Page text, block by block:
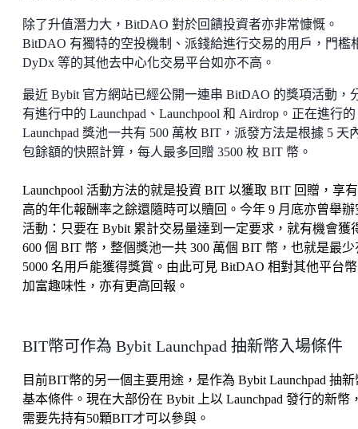
除了升值潛力大，BitDAO 對於回饋投資者亦非常慷慨。
BitDAO 有獨特的空投機制、派錢給進行交易的用戶，門檻
DyDx 等的其他去中心化交易平台如亦不高。
最近 Bybit 官方網站已經公開一連串 BitDAO 的獎項活動，
有進行中的 Launchpad、Launchpool 和 Airdrop。正在進行的
Launchpad 獎池一共有 500 萬枚 BIT，派發方法是根據 5 天
包餘額的快照計算，每人最多回贈 3500 枚 BIT 幣。
Launchpool 活動方法的就是投資 BIT 以獲取 BIT 回贈，享
高的年化報酬率之餘還隨時可以贖回。今年 9 月底亦曾舉辦
活動：只要在 Bybit 累計交易量達到一定要求，就有機會獲
600 個 BIT 幣，整個獎池一共 300 萬個 BIT 幣，也就是最少
5000 名用戶能獲得獎賞。由此可見 BitDAO 相對其他平台
加富趣味性，亦有更高回報。
BIT幣可作為 Bybit Launchpad 抽新幣入場條件
目前BIT幣的另一個主要用途，是作為 Bybit Launchpad 抽
基本條件。現在大部份在 Bybit 上以 Launchpad 發行的新幣
需要先持有50顆BIT才可以參與。